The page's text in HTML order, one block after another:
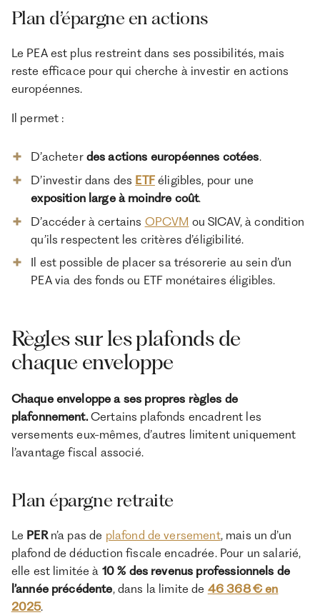
Plan d’épargne en actions
Le PEA est plus restreint dans ses possibilités, mais
reste efficace pour qui cherche à investir en actions
européennes.
Il permet :
D’acheter des actions européennes cotées.
D’investir dans des ETFéligibles, pour une
exposition large à moindre coût.
D’accéder à certains OPCVM ou SICAV, à condition
qu’ils respectent les critères d’éligibilité.
Il est possible de placer sa trésorerie au sein d’un
PEA via des fonds ou ETF monétaires éligibles.
Règles sur les plafonds de
chaque enveloppe
Chaque enveloppe a ses propres règles de
plafonnement.Certains plafonds encadrent les
versements eux-mêmes, d’autres limitent uniquement
l’avantage fiscal associé.
Plan épargne retraite
Le PERn’a pas de plafond de versement, mais un d’un
plafond de déduction fiscale encadrée. Pour un salarié,
elle est limitée à 10 % des revenus professionnels de
l’année précédente, dans la limite de 46 368 € en
2025.